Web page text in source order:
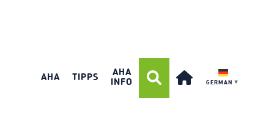
AHA TIPPS
AHA
INFO
GERMAN ▼